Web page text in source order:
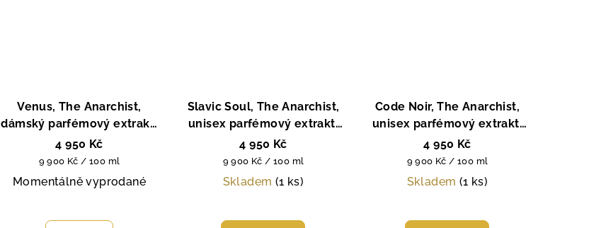
Venus, The Anarchist,
dámský parfémový extrakt,
50 ml
4 950 Kč
Měrná
cena:
9 900 Kč / 100 ml
Momentálně vyprodané
Slavic Soul, The Anarchist,
unisex parfémový extrakt,
50 ml
4 950 Kč
Měrná
cena:
9 900 Kč / 100 ml
Skladem (1 ks)
Code Noir, The Anarchist,
unisex parfémový extrakt,
50 ml
4 950 Kč
Měrná
cena:
9 900 Kč / 100 ml
Skladem (1 ks)